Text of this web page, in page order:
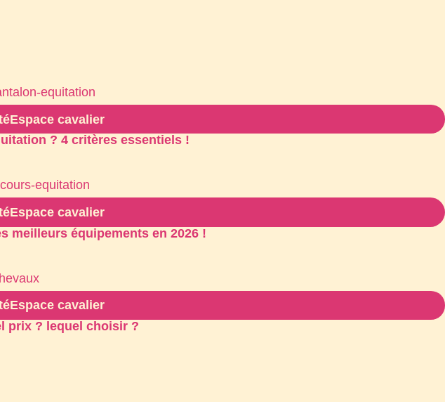
Espace cavalier
? 4 critères essentiels !
Espace cavalier
meilleurs équipements en 2026 !
Espace cavalier
prix ? lequel choisir ?